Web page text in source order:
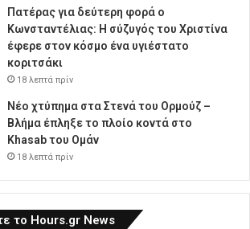
Πατέρας για δεύτερη φορά ο
Κωνσταντέλιας: Η σύζυγός του Χριστίνα
έφερε στον κόσμο ένα υγιέστατο
κοριτσάκι
18 λεπτά πρίν
Νέο χτύπημα στα Στενά του Ορμούζ –
Βλήμα έπληξε το πλοίο κοντά στο
Khasab του Ομάν
18 λεπτά πρίν
το Hours.gr News